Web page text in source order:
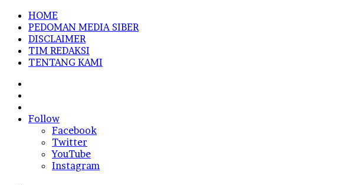
HOME
PEDOMAN MEDIA SIBER
DISCLAIMER
TIM REDAKSI
TENTANG KAMI
In
Follow
Facebook
Twitter
YouTube
Instagram